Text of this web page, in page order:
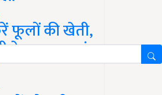
फूलों की खेती,
के साथ कमाएं